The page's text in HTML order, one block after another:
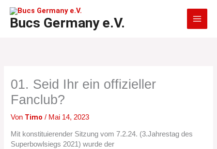
Inhalt
springen
Bucs Germany e.V.
01. Seid Ihr ein offizieller
Fanclub?
Von Timo/ Mai 14, 2023
Mit konstituierender Sitzung vom 7.2.24. (3.Jahrestag des
Superbowlsiegs 2021) wurde der